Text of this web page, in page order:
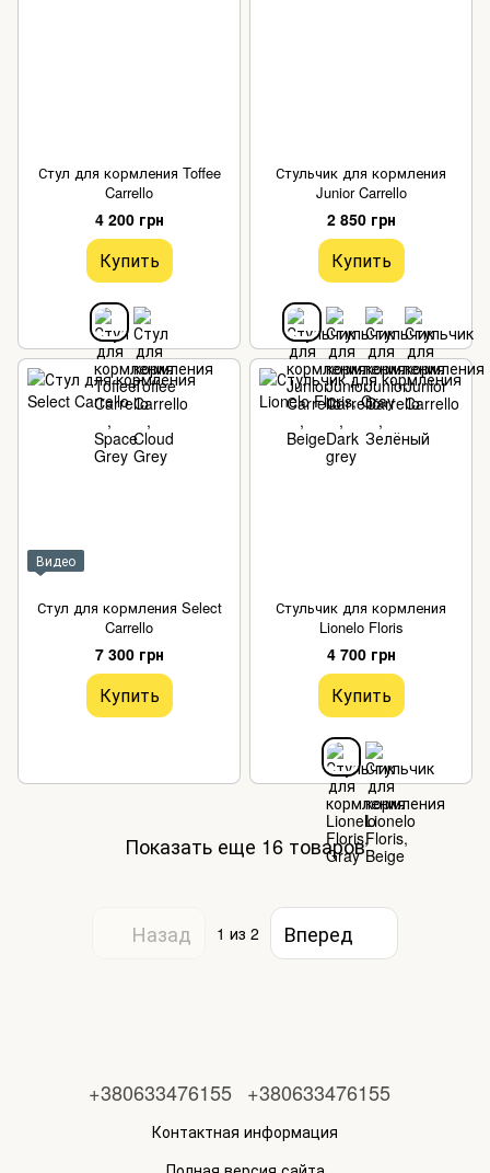
Стул для кормления Toffee
Carrello
4 200 грн
Купить
Стульчик для кормления
Junior Carrello
2 850 грн
Купить
Видео
Стул для кормления Select
Carrello
7 300 грн
Купить
Стульчик для кормления
Lionelo Floris
4 700 грн
Купить
Показать еще 16 товаров
Назад 1 из 2 Вперед
+380633476155 +380633476155
Контактная информация